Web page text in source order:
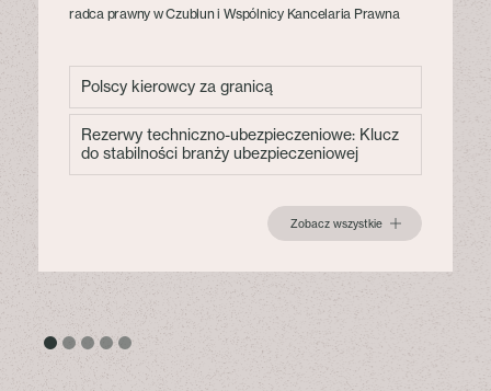
radca prawny w Czublun i Wspólnicy Kancelaria Prawna
Polscy kierowcy za granicą
Rezerwy techniczno-ubezpieczeniowe: Klucz
do stabilności branży ubezpieczeniowej
Zobacz wszystkie